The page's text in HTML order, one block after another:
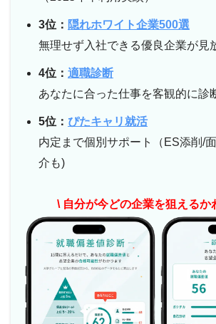
3位： 隠れホワイト企業500選
無理せず入社できる優良企業が見
4位： 適職診断
あなたに合った仕事を客観的に診
5位： ぴたキャリ就活
内定まで個別サポート（ES添削/
介も)
\ 自分が今どの企業を狙えるか